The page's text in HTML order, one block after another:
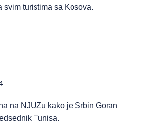
svim turistima sa Kosova.
na NJUZu kako je Srbin Goran
Tunisa.